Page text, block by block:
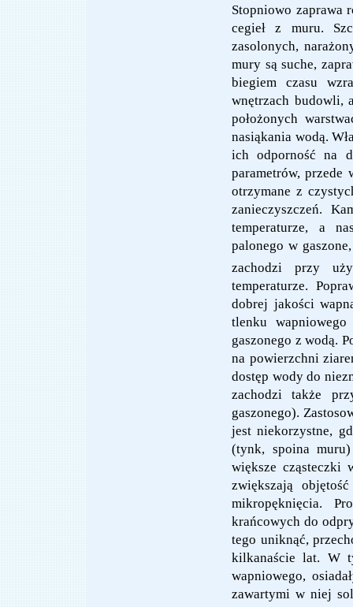
Stopniowo zaprawa
cegieł z muru.
zasolonych,
mury są suche,
biegiem czasu
wnętrzach budowli,
położonych
nasiąkania wodą.
ich odporność na
parametrów, przede
otrzymane z
zanieczyszczeń.
temperaturze, a
palonego w
zachodzi przy
temperaturze.
dobrej jakości
tlenku
gaszonego z wodą.
na powierzchni
dostęp wody do
zachodzi także
gaszonego).
jest niekorzystne,
(tynk, spoina
większe cząsteczki
zwiększają
mikropęknięcia.
krańcowych do
tego uniknąć,
kilkanaście lat. W
wapniowego,
zawartymi w niej